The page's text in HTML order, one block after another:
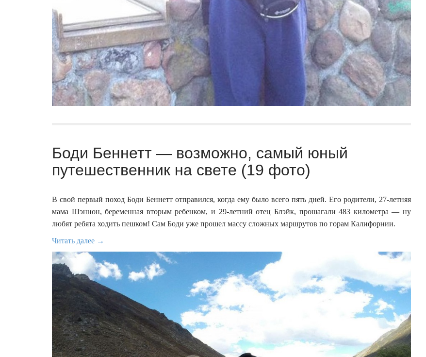
Боди Беннетт — возможно, самый юный
путешественник на свете (19 фото)
В свой первый поход Боди Беннетт отправился, когда ему было всего пять дней. Его родители, 27-летняя
мама Шэннон, беременная вторым ребенком, и 29-летний отец Блэйк, прошагали 483 километра — ну
любят ребята ходить пешком! Сам Боди уже прошел массу сложных маршрутов по горам Калифорнии.
Читать далее →